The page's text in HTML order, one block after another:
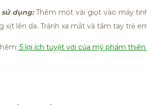
sử dụng:Thêm một vài giọt vào máy
xịt lên da. Tránh xa mắt và tầm tay trẻ
5 lợi ích tuyệt vời của mỹ phẩm thiên